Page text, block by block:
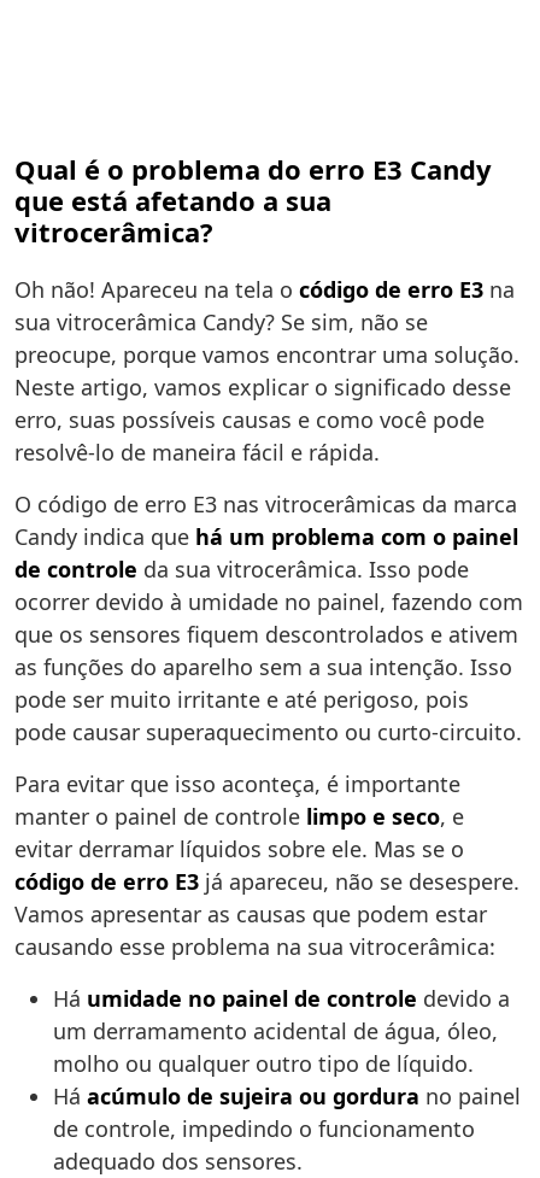
Qual é o problema do erro E3 Candy
que está afetando a sua
vitrocerâmica?
Oh não! Apareceu na tela o código de erro E3 na
sua vitrocerâmica Candy? Se sim, não se
preocupe, porque vamos encontrar uma solução.
Neste artigo, vamos explicar o significado desse
erro, suas possíveis causas e como você pode
resolvê-lo de maneira fácil e rápida.
O código de erro E3 nas vitrocerâmicas da marca
Candy indica que há um problema com o painel
de controle da sua vitrocerâmica. Isso pode
ocorrer devido à umidade no painel, fazendo com
que os sensores fiquem descontrolados e ativem
as funções do aparelho sem a sua intenção. Isso
pode ser muito irritante e até perigoso, pois
pode causar superaquecimento ou curto-circuito.
Para evitar que isso aconteça, é importante
manter o painel de controle limpo e seco, e
evitar derramar líquidos sobre ele. Mas se o
código de erro E3 já apareceu, não se desespere.
Vamos apresentar as causas que podem estar
causando esse problema na sua vitrocerâmica:
Há umidade no painel de controle devido a
um derramamento acidental de água, óleo,
molho ou qualquer outro tipo de líquido.
Há acúmulo de sujeira ou gordura no painel
de controle, impedindo o funcionamento
adequado dos sensores.